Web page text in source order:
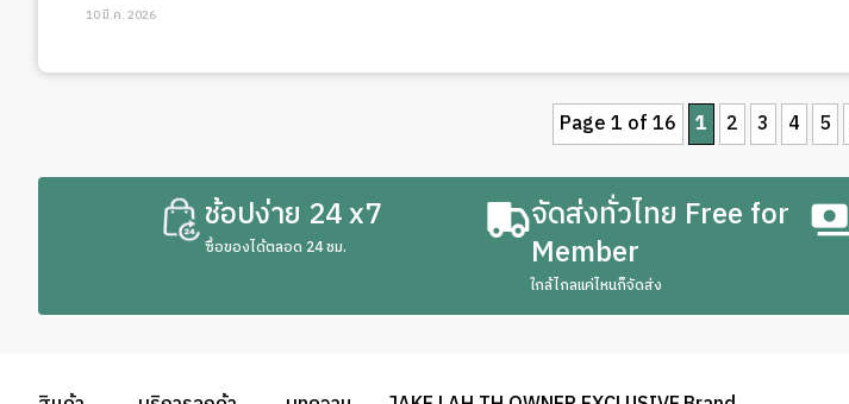
10 มี.ค. 2026
Page 1 of 16 1 2 3 4 5
ช้อปง่าย 24 x7
ซื้อของได้ตลอด 24 ชม.
จัดส่งทั่วไทย Free for
Member
ใกล้ไกลแค่ไหนก็จัดส่ง